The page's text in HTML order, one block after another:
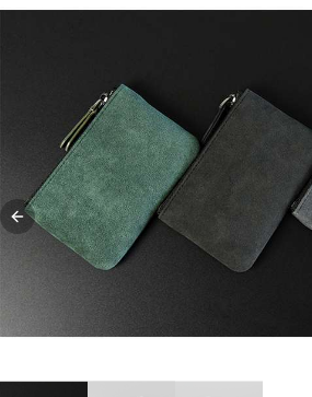
Previous slide